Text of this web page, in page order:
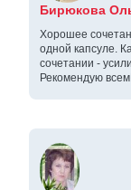
Бирюкова
Хорошее
одной капсуле.
сочетании -
Рекомендую